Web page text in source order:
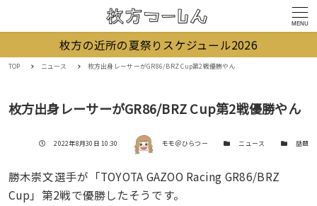
MENU
枚方の近所の夏祭りスケジュール2026
TOP ニュース 枚方出身レーサーがGR86/BRZ Cup第2戦優勝やん
枚方出身レーサーがGR86/BRZ Cup第2戦優勝やん
投稿日
2022年8月30日 10:30 著者 モモ＠ひらつー カテゴリー
ニュース カテゴリー
話題
勝木崇文選手が「TOYOTA GAZOO Racing GR86/BRZ
Cup」第2戦で優勝したそうです。